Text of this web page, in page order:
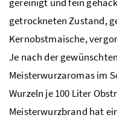
getrockneten Zustand,
Kernobstmaische,
Je nach der
Meisterwurzaromas im
Wurzeln je 100 Liter
Meisterwurzbrand hat